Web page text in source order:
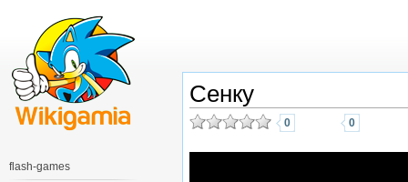
Сенку
0 0
flash-games